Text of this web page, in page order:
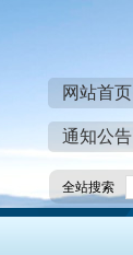
网站首页
通知公告
全站搜索